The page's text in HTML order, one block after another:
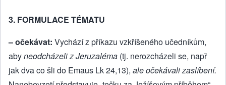
3. FORMULACE TÉMATU
– očekávat: Vychází z příkazu vzkříšeného učedníkům,
abyneodcházeli z Jeruzaléma (tj. nerozcházeli se, např
jak dva co šli do Emaus Lk 24,13), ale očekávali zaslíbení.